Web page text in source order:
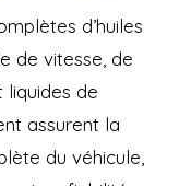
d’huiles
de vitesse, de
liquides de
assurent la
du véhicule,